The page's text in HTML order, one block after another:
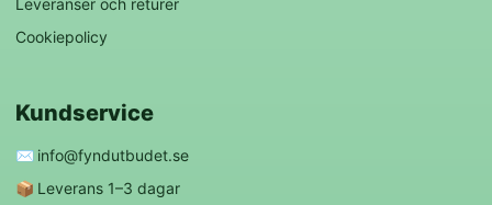
Leveranser och returer
Cookiepolicy
Kundservice
✉️ info@fyndutbudet.se
📦 Leverans 1–3 dagar